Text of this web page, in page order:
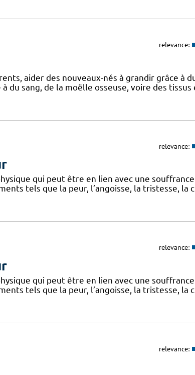
relevance:
aider des nouveaux-nés à grandir grâce à
du sang, de la moëlle osseuse, voire des tissus
relevance:
qui peut être en lien avec une
tels que la peur, l’angoisse, la tristesse, la c
relevance:
qui peut être en lien avec une
tels que la peur, l’angoisse, la tristesse, la c
relevance: